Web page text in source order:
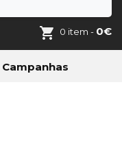
0 item - 0€
Campanhas